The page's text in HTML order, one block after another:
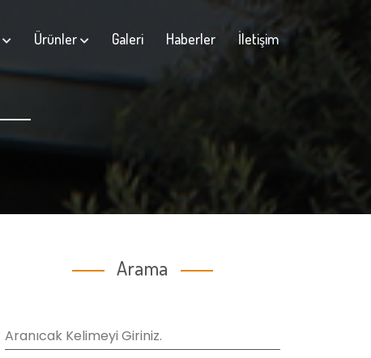
Ürünler Galeri Haberler İletişim
Arama
Aranıcak Kelimeyi Giriniz.